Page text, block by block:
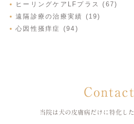
ヒーリングケアLFプラス (67)
遠隔診療の治療実績 (19)
心因性掻痒症 (94)
Contact
当院は犬の皮膚病だけに特化した